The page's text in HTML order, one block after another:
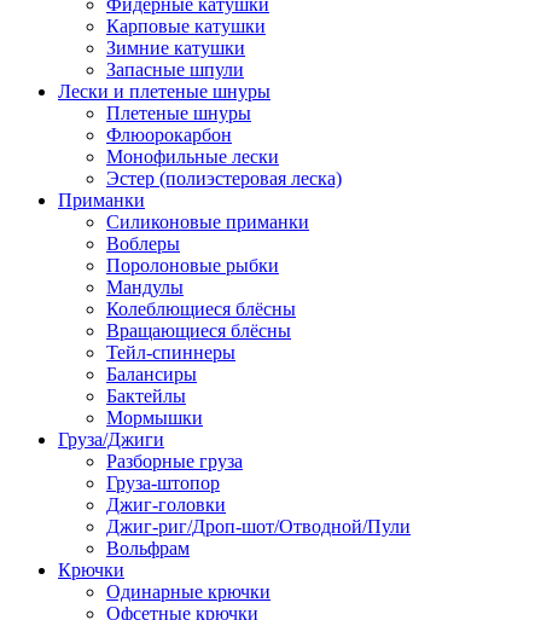
Карповые катушки
Зимние катушки
Запасные шпули
Лески и плетеные шнуры
Плетеные шнуры
Флюорокарбон
Монофильные лески
Эстер (полиэстеровая леска)
Приманки
Силиконовые приманки
Воблеры
Поролоновые рыбки
Мандулы
Колеблющиеся блёсны
Вращающиеся блёсны
Тейл-спиннеры
Балансиры
Бактейлы
Мормышки
Груза/Джиги
Разборные груза
Груза-штопор
Джиг-головки
Джиг-риг/Дроп-шот/Отводной/Пули
Вольфрам
Крючки
Одинарные крючки
Офсетные крючки